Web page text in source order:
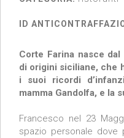
ID
Corte Farina nasce
di origini siciliane, che
i suoi ricordi
mamma Gandolfa, e la
Francesco nel 23
spazio personale dove